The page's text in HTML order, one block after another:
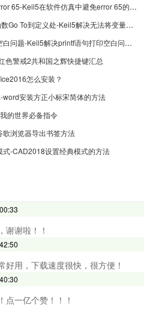
Keil5怎么在软件仿真中避免error 65-Keil5在软件仿真中避免error 65的方法
Keil5怎么解决无法将变量或函数Go To到定义处-Keil5解决无法将变量或函数Go To到定义处的方法
Keil5怎么解决printf语句打印空白问题-Keil5解决printf语句打印空白问题的方法
色警戒2共和国之辉快捷键汇总
怎么安装？
安装方正小标宋简体的方法
的世界必备指令
浏览器导出书签方法
-CAD2018设置经典模式的方法
谢谢啦！！
好用，下载速度很快，很方便！
点一亿个赞！！！